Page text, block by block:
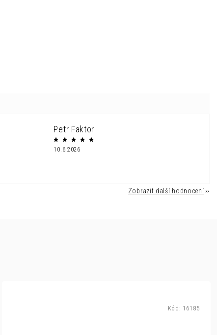
Petr Faktor
10.6.2026
Zobrazit další hodnocení
Kód: 16185